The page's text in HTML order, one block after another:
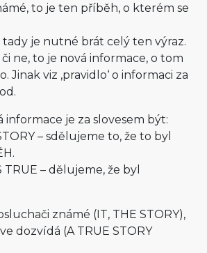
to je ten příběh, o kterém se
tady je nutné brát celý ten výraz.
či ne, to je nová informace, o tom
Jinak viz ‚pravidlo‘ o informaci za
informace je za slovesem být:
– sdělujeme to, že to byl
TRUE – dělujeme, že byl
známé (IT, THE STORY),
dozvídá (A TRUE STORY